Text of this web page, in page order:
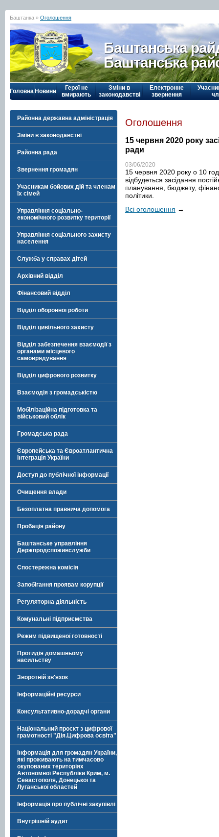
Баштанка » Оголошення
Баштанська
Баштанська
Головна Новини
Герої не
вмирають
Зміни в
законодавстві
Електронне
звернення
Районна державна адміністрація
Зміни в законодавстві
Районна рада
Звернення громадян
Учасникам бойових дій та членам
їх сімей
Управління соціально-
економічного розвитку території
Управління соціального захисту
населення
Служба у справах дітей
Архівний відділ
Фінансовий відділ
Відділ оборонної роботи
Відділ цивільного захисту
Відділ забезпечення взаємодії з
органами місцевого
самоврядування
Відділ цифрового розвитку
Взаємодія з громадськістю
Мобілізаційна підготовка та
військовий облік
Громадська рада
Європейська та Євроатлантична
інтеграція України
Доступ до публічної інформації
Очищення влади
Безоплатна правнича допомога
Пробація району
Баштанське управління
Держпродспоживслужби
Спостережна комісія
Запобігання проявам корупції
Регуляторна діяльність
Комунальні підприємства
Режим підвищеної готовності
Протидія домашньому
насильству
Зворотній зв'язок
Інформаційні ресурси
Консультативно-дорадчі органи
Національний проєкт з цифрової
грамотності "Дія.Цифрова освіта"
Інформація для громадян України,
які проживають на тимчасово
окупованих територіях
Автономної Республіки Крим, м.
Севастополя, Донецької та
Луганської областей
Інформація про публічні закупівлі
Внутрішній аудит
Оголошення
15 червня 2020 року
ради
03/06/2020
15 червня 2020 року о 10
відбудеться засідання
планування, бюджету,
політики.
Всі оголошення →